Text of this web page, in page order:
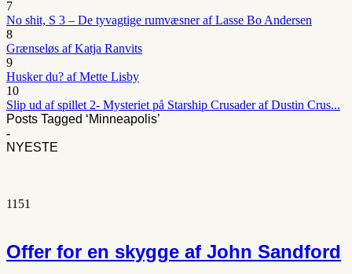
7
No shit, S 3 – De tyvagtige rumvæsner af Lasse Bo Andersen
8
Grænseløs af Katja Ranvits
9
Husker du? af Mette Lisby
10
Slip ud af spillet 2- Mysteriet på Starship Crusader af Dustin Crus...
Posts Tagged ‘Minneapolis’
-
NYESTE
1151
Offer for en skygge af John Sandford